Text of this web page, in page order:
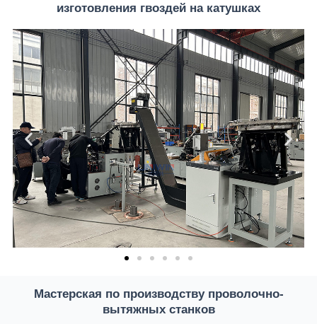
изготовления гвоздей на катушках
Мастерская по производству проволочно-
вытяжных станков